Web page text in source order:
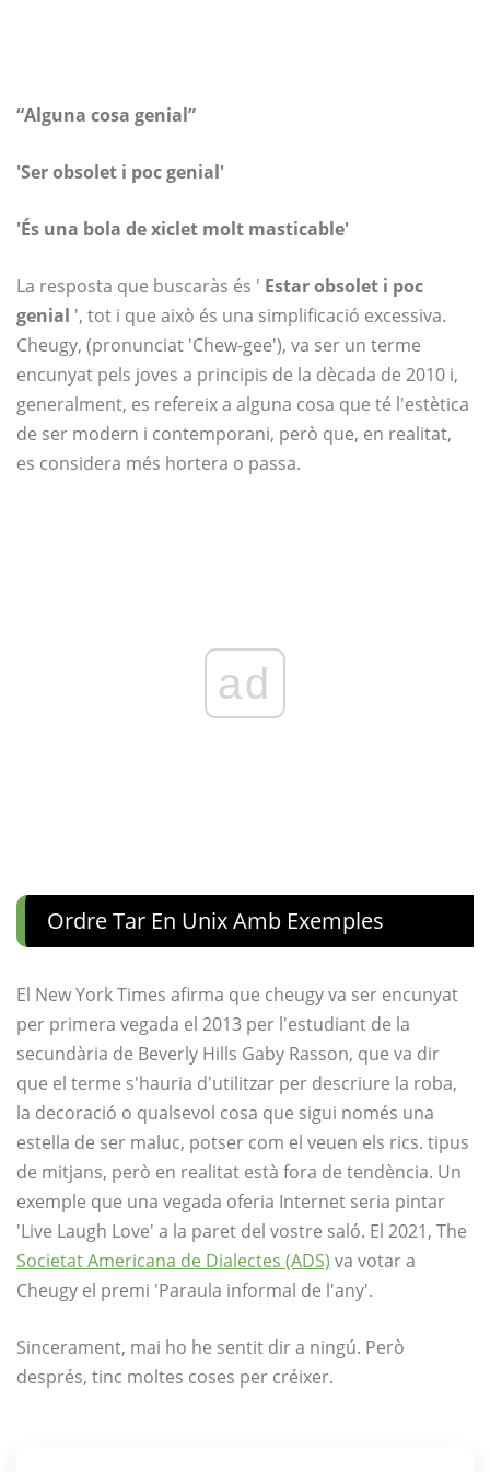
“Alguna cosa genial”
'Ser obsolet i poc genial'
'És una bola de xiclet molt masticable'
La resposta que buscaràs és ' Estar obsolet i poc
genial ', tot i que això és una simplificació excessiva.
Cheugy, (pronunciat 'Chew-gee'), va ser un terme
encunyat pels joves a principis de la dècada de 2010 i,
generalment, es refereix a alguna cosa que té l'estètica
de ser modern i contemporani, però que, en realitat,
es considera més hortera o passa.
ad
Ordre Tar En Unix Amb Exemples
El New York Times afirma que cheugy va ser encunyat
per primera vegada el 2013 per l'estudiant de la
secundària de Beverly Hills Gaby Rasson, que va dir
que el terme s'hauria d'utilitzar per descriure la roba,
la decoració o qualsevol cosa que sigui només una
estella de ser maluc, potser com el veuen els rics. tipus
de mitjans, però en realitat està fora de tendència. Un
exemple que una vegada oferia Internet seria pintar
'Live Laugh Love' a la paret del vostre saló. El 2021, The
Societat Americana de Dialectes (ADS) va votar a
Cheugy el premi 'Paraula informal de l'any'.
Sincerament, mai ho he sentit dir a ningú. Però
després, tinc moltes coses per créixer.